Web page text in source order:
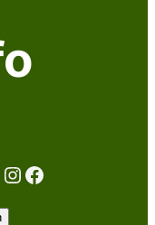
Instagram
Facebook